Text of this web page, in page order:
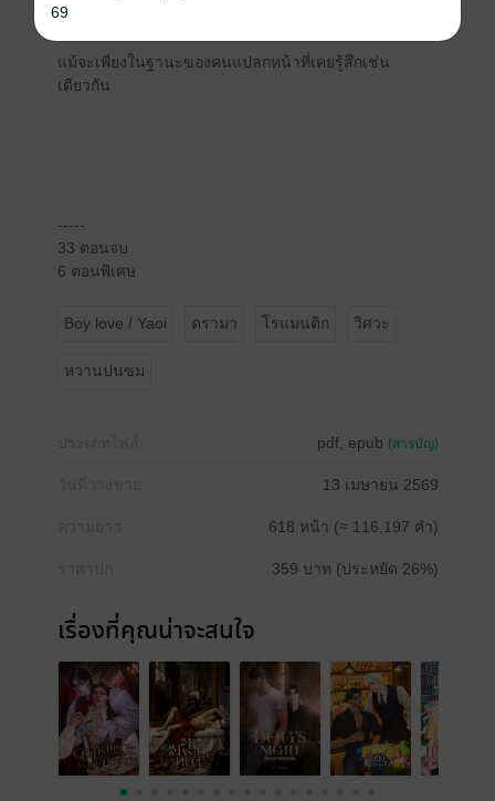
แม้จะเพียงในฐานะของคนแปลกหน้าที่เคยรู้สึกเช่น
เดียวกัน
-----
33 ตอนจบ
6 ตอนพิเศษ
Boy love / Yaoi ดรามา โรแมนติก วิศวะ
หวานปนขม
pdf, epub (สารบัญ)
13 เมษายน 2569
618 หน้า (≈ 116,197 คำ)
359 บาท (ประหยัด 26%)
เรื่องที่คุณน่าจะสนใจ
69